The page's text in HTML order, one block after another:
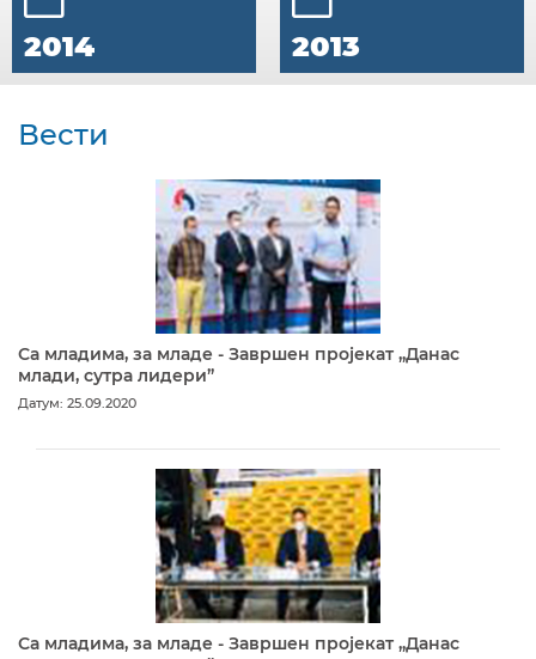
2014 2013
Вести
Са младима, за младе - Завршен пројекат „Данас
млади, сутра лидери”
Датум: 25.09.2020
Са младима, за младе - Завршен пројекат „Данас